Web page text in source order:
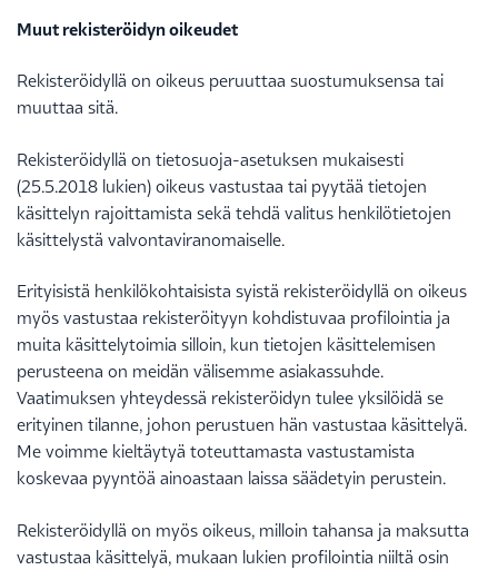
Muut rekisteröidyn oikeudet
Rekisteröidyllä on oikeus peruuttaa suostumuksensa tai
muuttaa sitä.
Rekisteröidyllä on tietosuoja-asetuksen mukaisesti
(25.5.2018 lukien) oikeus vastustaa tai pyytää tietojen
käsittelyn rajoittamista sekä tehdä valitus henkilötietojen
käsittelystä valvontaviranomaiselle.
Erityisistä henkilökohtaisista syistä rekisteröidyllä on oikeus
myös vastustaa rekisteröityyn kohdistuvaa profilointia ja
muita käsittelytoimia silloin, kun tietojen käsittelemisen
perusteena on meidän välisemme asiakassuhde.
Vaatimuksen yhteydessä rekisteröidyn tulee yksilöidä se
erityinen tilanne, johon perustuen hän vastustaa käsittelyä.
Me voimme kieltäytyä toteuttamasta vastustamista
koskevaa pyyntöä ainoastaan laissa säädetyin perustein.
Rekisteröidyllä on myös oikeus, milloin tahansa ja maksutta
vastustaa käsittelyä, mukaan lukien profilointia niiltä osin